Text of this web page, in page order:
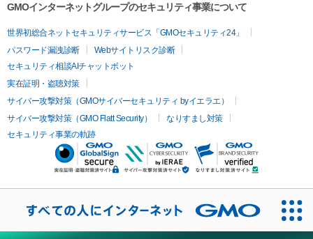
GMOインターネットグループのセキュリティ事業について
世界初総合ネットセキュリティサービス「GMOセキュリティ24」
パスワード漏洩診断
Webサイトリスク診断
セキュリティ相談AIチャットボット
実在証明・盗聴対策
サイバー攻撃対策（GMOサイバーセキュリティ byイエラエ）
サイバー攻撃対策（GMO Flatt Security）
なりすまし対策
セキュリティ事業の軌跡